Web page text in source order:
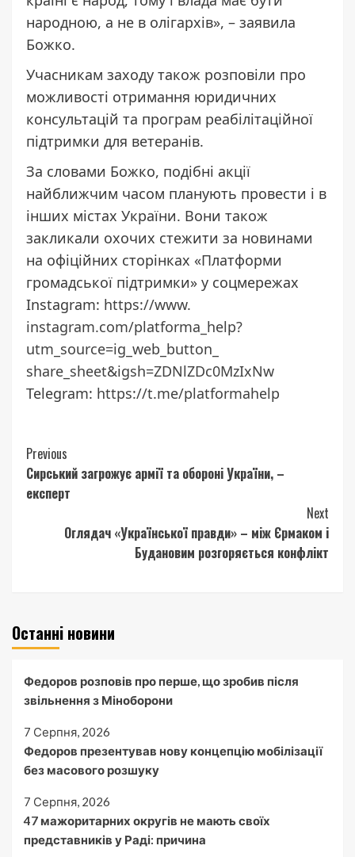
народною, а не в олігархів», – заявила
Божко.
Учасникам заходу також розповіли про
можливості отримання юридичних
консультацій та програм реабілітаційної
підтримки для ветеранів.
За словами Божко, подібні акції
найближчим часом планують провести і в
інших містах України. Вони також
закликали охочих стежити за новинами
на офіційних сторінках «Платформи
громадської підтримки» у соцмережах
Instagram: https://www.
instagram.com/platforma_help?
utm_source=ig_web_button_
share_sheet&igsh=ZDNlZDc0MzIxNw
Telegram: https://t.me/platformahelp
Continue
Reading
Previous
Сирський загрожує армії та обороні України, –
експерт
Next
Оглядач «Української правди» – між Єрмаком і
Будановим розгоряється конфлікт
Останні новини
Федоров розповів про перше, що зробив після
звільнення з Міноборони
7 Серпня, 2026
Федоров презентував нову концепцію мобілізації
без масового розшуку
7 Серпня, 2026
47 мажоритарних округів не мають своїх
представників у Раді: причина